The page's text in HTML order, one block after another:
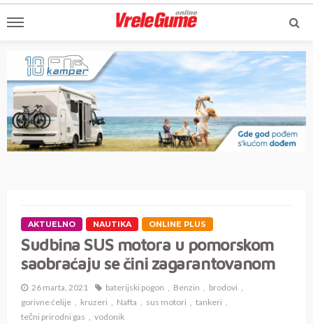
AKTUELNO NAUTIKA ONLINE PLUS
Sudbina SUS motora u pomorskom
saobraćaju se čini zagarantovanom
26 marta, 2021 baterijski pogon Benzin
brodovi
gorivne ćelije
kruzeri Nafta sus motori
tankeri
tečni prirodni gas
vodonik